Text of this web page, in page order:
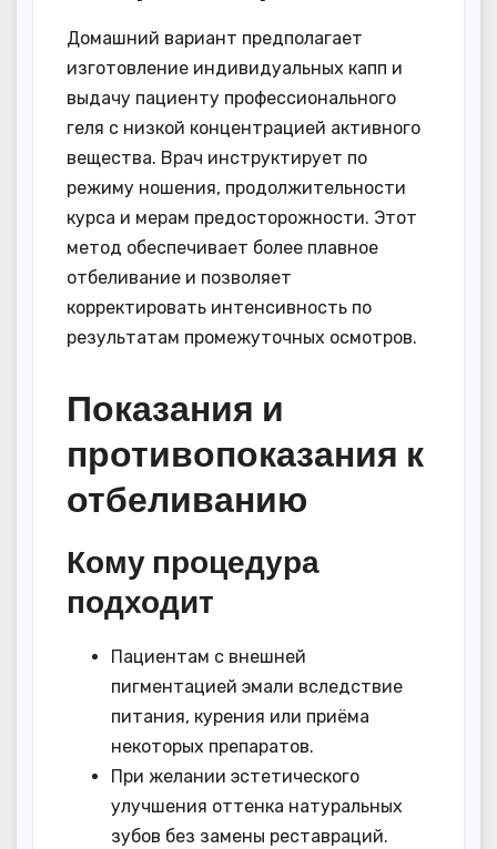
Домашний вариант предполагает
изготовление индивидуальных капп и
выдачу пациенту профессионального
геля с низкой концентрацией активного
вещества. Врач инструктирует по
режиму ношения, продолжительности
курса и мерам предосторожности. Этот
метод обеспечивает более плавное
отбеливание и позволяет
корректировать интенсивность по
результатам промежуточных осмотров.
Показания и
противопоказания к
отбеливанию
Кому процедура
подходит
Пациентам с внешней
пигментацией эмали вследствие
питания, курения или приёма
некоторых препаратов.
При желании эстетического
улучшения оттенка натуральных
зубов без замены реставраций.